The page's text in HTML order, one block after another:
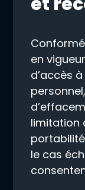
en
d’accès
limitation
le cas